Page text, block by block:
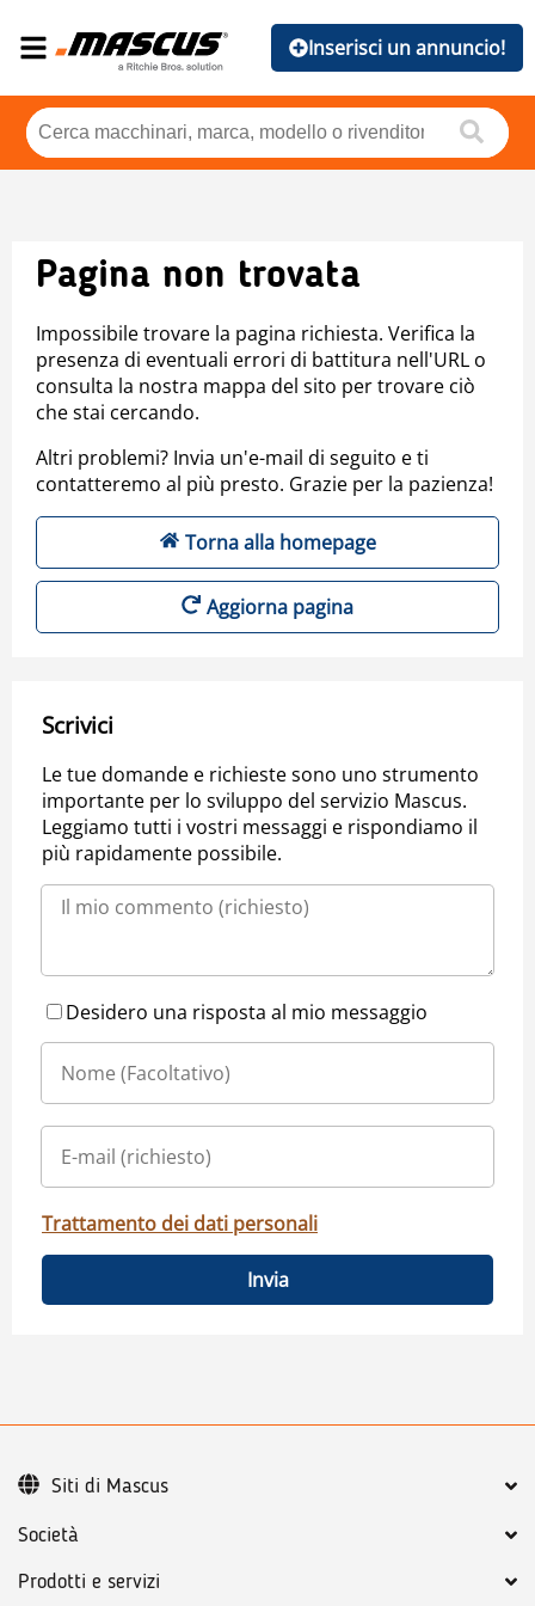
Inserisci un annuncio!
Pagina non trovata
Impossibile trovare la pagina richiesta. Verifica la
presenza di eventuali errori di battitura nell'URL o
consulta la nostra mappa del sito per trovare ciò
che stai cercando.
Altri problemi? Invia un'e-mail di seguito e ti
contatteremo al più presto. Grazie per la pazienza!
Torna alla homepage
Aggiorna pagina
Scrivici
Le tue domande e richieste sono uno strumento
importante per lo sviluppo del servizio Mascus.
Leggiamo tutti i vostri messaggi e rispondiamo il
più rapidamente possibile.
Desidero una risposta al mio messaggio
Trattamento dei dati personali
Invia
Società
Prodotti e servizi
Siti di Mascus